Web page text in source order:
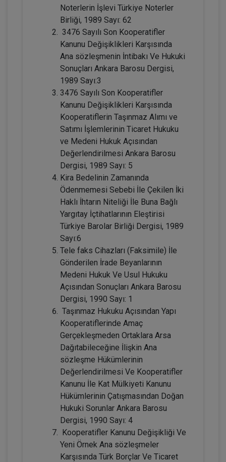
Resmî Şekle Bağlı Sözleşmelerden
Doğan Alacak Hakkının Devri
Konusunda Yanılgılar Video Eğitimi
ARMAĞANIMIZDIR
Sepete Ekle
Prof. Dr. Etem Saba ÖZMEN
Adi Ortaklıkların Kazanç Paylaşma
Amacı Gütmeyen Faaliyetleri Konusunda
Yanılgılar Video Eğitimi
300 TL
Tüketici Hukuku Enstitüsü
IV. Medeni Hukuk Kongresi - Tüm
Oturumlar (11 Oturum)
2160
Sepete Ekle
Noterlerin İşlevi Türkiye Noterler
Birliği, 1989 Sayı: 62
3476 Sayılı Son Kooperatifler
Kanunu Değişiklikleri Karşısında
Ana sözleşmenin İntibakı Ve Hukuki
Sonuçları Ankara Barosu Dergisi,
1989 Sayı:3
3476 Sayılı Son Kooperatifler
Kanunu Değişiklikleri Karşısında
Kooperatiflerin Taşınmaz Alımı ve
Satımı İşlemlerinin Ticaret Hukuku
ve Medeni Hukuk Açısından
Değerlendirilmesi Ankara Barosu
Dergisi, 1989 Sayı: 5
Kira Bedelinin Zamanında
Ödenmemesi Sebebi İle Çekilen İki
Haklı İhtarın Niteliği İle Buna Bağlı
Yargıtay İçtihatlarının Eleştirisi
Türkiye Barolar Birliği Dergisi, 1989
Sayı:6
Tele faks Cihazları (Faksimile) İle
Gönderilen İrade Beyanlarının
Medeni Hukuk Ve Usul Hukuku
Açısından Sonuçları Ankara Barosu
Dergisi, 1990 Sayı: 1
Taşınmaz Hukuku Açısından Yapı
Kooperatiflerinde Amaç
Gerçekleşmeden Ortaklara Arsa
Dağıtabileceğine İlişkin Ana
sözleşme Hükümlerinin
Değerlendirilmesi Ve Kooperatifler
Kanunu İle Kat Mülkiyeti Kanunu
Hükümlerinin Çatışmasından Doğan
Hukuki Sorunlar Ankara Barosu
Dergisi, 1990 Sayı: 4
Kooperatifler Kanunu Değişikliği Ve
Yeni Örnek Ana sözleşmeler
Karşısında Türk Borçlar Ve Ticaret